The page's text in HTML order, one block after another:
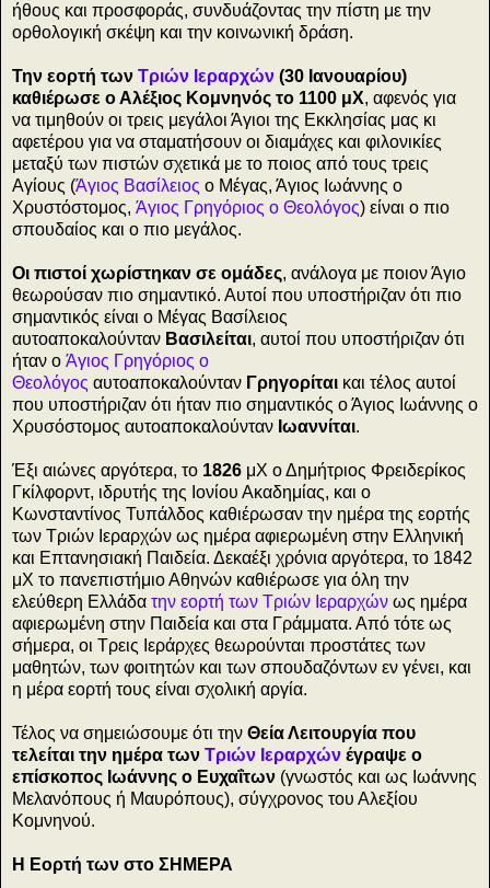
ήθους και προσφοράς, συνδυάζοντας την πίστη με την
ορθολογική σκέψη και την κοινωνική δράση.
Την εορτή των Τριών Ιεραρχών (30 Ιανουαρίου)
καθιέρωσε ο Αλέξιος Κομνηνός το 1100 μΧ, αφενός για
να τιμηθούν οι τρεις μεγάλοι Άγιοι της Εκκλησίας μας κι
αφετέρου για να σταματήσουν οι διαμάχες και φιλονικίες
μεταξύ των πιστών σχετικά με το ποιος από τους τρεις
Αγίους (Άγιος Βασίλειος ο Μέγας, Άγιος Ιωάννης ο
Χρυστόστομος, Άγιος Γρηγόριος ο Θεολόγος) είναι ο πιο
σπουδαίος και ο πιο μεγάλος.
Οι πιστοί χωρίστηκαν σε ομάδες, ανάλογα με ποιον Άγιο
θεωρούσαν πιο σημαντικό. Αυτοί που υποστήριζαν ότι πιο
σημαντικός είναι ο Μέγας Βασίλειος
αυτοαποκαλούνταν Βασιλείται, αυτοί που υποστήριζαν ότι
ήταν ο Άγιος Γρηγόριος ο
Θεολόγος αυτοαποκαλούνταν Γρηγορίται και τέλος αυτοί
που υποστήριζαν ότι ήταν πιο σημαντικός ο Άγιος Ιωάννης ο
Χρυσόστομος αυτοαποκαλούνταν Ιωαννίται.
Έξι αιώνες αργότερα, το 1826 μΧ ο Δημήτριος Φρειδερίκος
Γκίλφορντ, ιδρυτής της Ιονίου Ακαδημίας, και ο
Κωνσταντίνος Τυπάλδος καθιέρωσαν την ημέρα της εορτής
των Τριών Ιεραρχών ως ημέρα αφιερωμένη στην Ελληνική
και Επτανησιακή Παιδεία. Δεκαέξι χρόνια αργότερα, το 1842
μΧ το πανεπιστήμιο Αθηνών καθιέρωσε για όλη την
ελεύθερη Ελλάδα την εορτή των Τριών Ιεραρχών ως ημέρα
αφιερωμένη στην Παιδεία και στα Γράμματα. Από τότε ως
σήμερα, οι Τρεις Ιεράρχες θεωρούνται προστάτες των
μαθητών, των φοιτητών και των σπουδαζόντων εν γένει, και
η μέρα εορτή τους είναι σχολική αργία.
Τέλος να σημειώσουμε ότι την Θεία Λειτουργία που
τελείται την ημέρα των Τριών Ιεραρχών έγραψε ο
επίσκοπος Ιωάννης ο Ευχαΐτων (γνωστός και ως Ιωάννης
Μελανόπους ή Μαυρόπους), σύγχρονος του Αλεξίου
Κομνηνού.
Η Εορτή των στο ΣΗΜΕΡΑ